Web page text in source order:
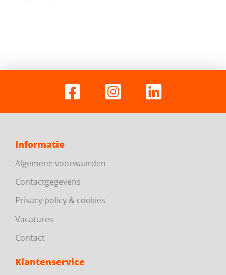
Informatie
Algemene voorwaarden
Contactgegevens
Privacy policy & cookies
Vacatures
Contact
Klantenservice